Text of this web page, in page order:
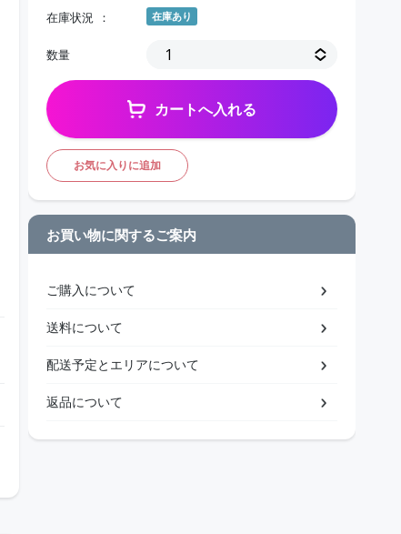
在庫状況 在庫あり
数量
カートへ入れる
お気に入りに追加
お買い物に関するご案内
ご購入について
送料について
配送予定とエリアについて
返品について